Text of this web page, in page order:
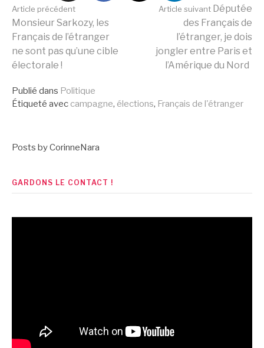
Lire
la
suite
Article précédent
Monsieur Sarkozy, les
Français de l’étranger
ne sont pas qu’une cible
électorale !
Article suivant Députée
des Français de
l’étranger, je dois
jongler entre Paris et
l’Amérique du Nord
Publié dans Politique
Étiqueté avec campagne, élections, Français de l'étranger
Posts by CorinneNara
GARDONS LE CONTACT !